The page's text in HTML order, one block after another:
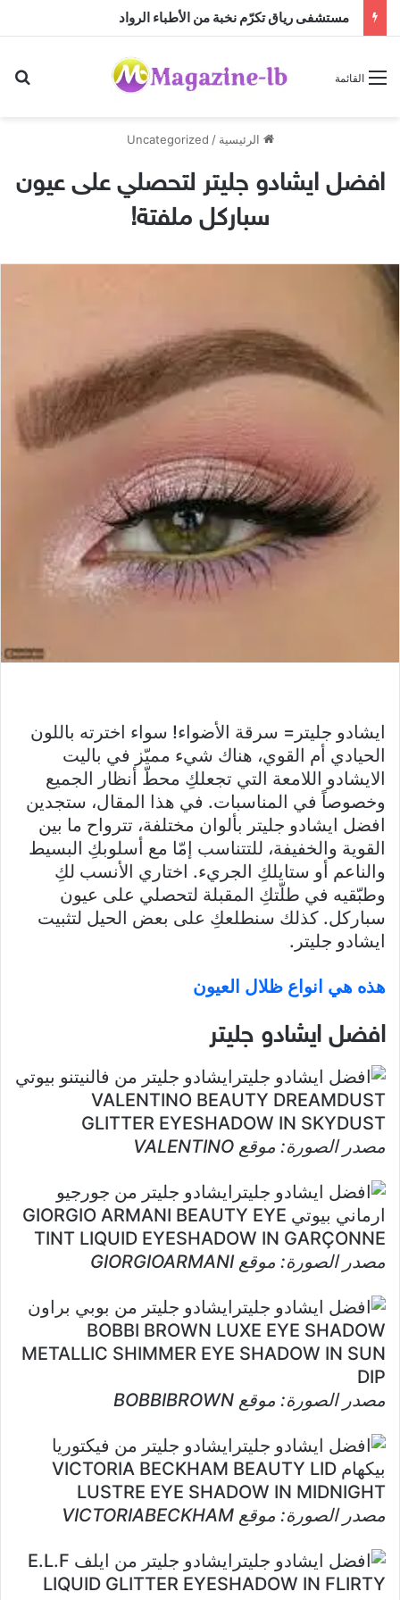
مستشفى رياق تكرّم نخبة من الأطباء الرواد
القائمة
الرئيسية /
Uncategorized
افضل ايشادو جليتر لتحصلي على عيون
سباركل ملفتة!
ايشادو جليتر= سرقة الأضواء! سواء اخترته باللون
الحيادي أم القوي، هناك شيء مميّز في باليت
الايشادو اللامعة التي تجعلكِ محطّ أنظار الجميع
وخصوصاً في المناسبات. في هذا المقال، ستجدين
افضل ايشادو جليتر بألوان مختلفة، تترواح ما بين
القوية والخفيفة، للتتناسب إمّا مع أسلوبكِ البسيط
والناعم أو ستايلكِ الجريء. اختاري الأنسب لكِ
وطبّقيه في طلّتكِ المقبلة لتحصلي على عيون
سباركل. كذلك سنطلعكِ على بعض الحيل لتثبيت
ايشادو جليتر.
هذه هي انواع ظلال العيون
افضل ايشادو جليتر
ايشادو جليتر من فالنيتنو بيوتي
VALENTINO BEAUTY DREAMDUST
GLITTER EYESHADOW IN SKYDUST
مصدر الصورة: موقع VALENTINO
ايشادو جليتر من جورجيو
ارماني بيوتي GIORGIO ARMANI BEAUTY EYE
TINT LIQUID EYESHADOW IN GARÇONNE
مصدر الصورة: موقع GIORGIOARMANI
ايشادو جليتر من بوبي براون
BOBBI BROWN LUXE EYE SHADOW
METALLIC SHIMMER EYE SHADOW IN SUN
DIP
مصدر الصورة: موقع BOBBIBROWN
ايشادو جليتر من فيكتوريا
بيكهام VICTORIA BECKHAM BEAUTY LID
LUSTRE EYE SHADOW IN MIDNIGHT
مصدر الصورة: موقع VICTORIABECKHAM
ايشادو جليتر من ايلف E.L.F
LIQUID GLITTER EYESHADOW IN FLIRTY